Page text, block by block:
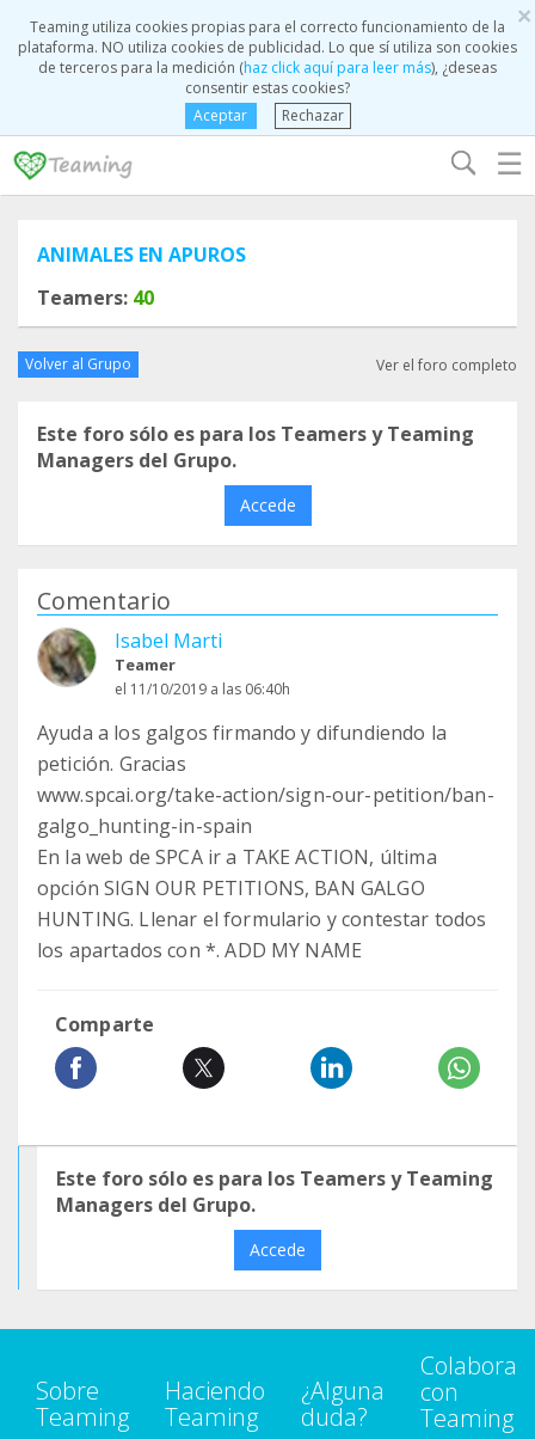
×
Teaming utiliza cookies propias para el correcto funcionamiento de la
plataforma. NO utiliza cookies de publicidad. Lo que sí utiliza son cookies
de terceros para la medición (haz click aquí para leer más), ¿deseas
consentir estas cookies?
Aceptar
Rechazar
☰
ANIMALES EN APUROS
Teamers: 40
Volver al Grupo Ver el foro completo
Este foro sólo es para los Teamers y Teaming
Managers del Grupo.
Accede
Comentario
Isabel Marti
Teamer
el 11/10/2019 a las 06:40h
Ayuda a los galgos firmando y difundiendo la
petición. Gracias
www.spcai.org/take-action/sign-our-petition/ban-
galgo_hunting-in-spain
En la web de SPCA ir a TAKE ACTION, última
opción SIGN OUR PETITIONS, BAN GALGO
HUNTING. Llenar el formulario y contestar todos
los apartados con *. ADD MY NAME
Comparte
Este foro sólo es para los Teamers y Teaming
Managers del Grupo.
Accede
Sobre
Teaming
Haciendo
Teaming
¿Alguna
duda?
Colabora
con
Teaming